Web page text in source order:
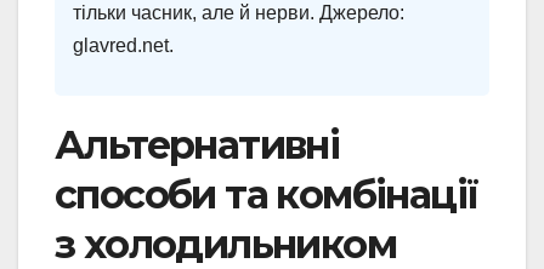
тільки часник, але й нерви. Джерело:
glavred.net.
Альтернативні
способи та комбінації
з холодильником